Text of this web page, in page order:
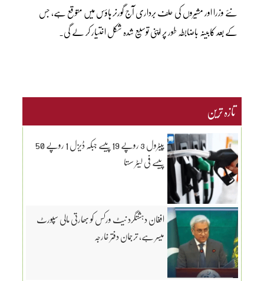
نئے وزرا اور مشیروں کی حلف برداری آج گورنر ہاؤس میں متوقع ہے، جس
کے بعد کابینہ باضابطہ طور پر اپنی توسیع شدہ شکل اختیار کر لے گی۔
تازہ ترین
پیٹرول 3 روپے 19 پیسے جبکہ ڈیزل 1 روپے 50
پیسے فی لیٹر سستا
افغان دہشتگرد نیٹ ورکس کو بھارتی مالی سپورٹ
میسر ہے، ترجمان دفتر خارجہ